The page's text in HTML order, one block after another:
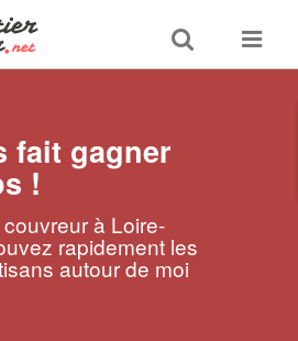
Toggle
search
Toggle
fait gagner
!
à Loire-
rapidement les
autour de moi